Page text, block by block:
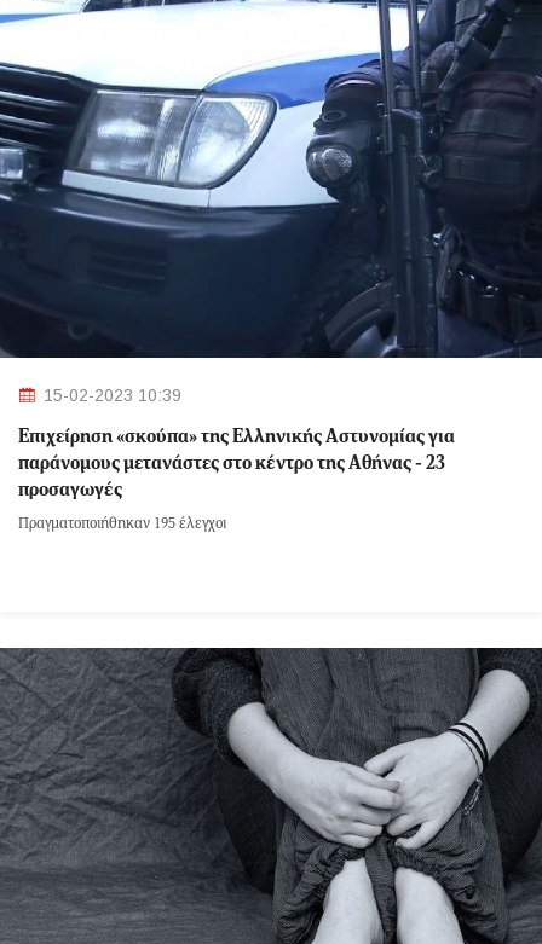
15-02-2023 10:39
Επιχείρηση «σκούπα» της Ελληνικής Αστυνομίας για
παράνομους μετανάστες στο κέντρο της Αθήνας - 23
προσαγωγές
Πραγματοποιήθηκαν 195 έλεγχοι